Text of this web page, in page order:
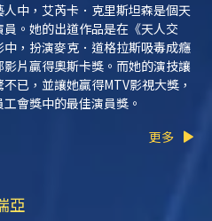
中，艾芮卡．克里斯坦森是個天
。她的出道作品是在 《天人交
中，扮演麥克．道格拉斯吸毒成癮
影片贏得奧斯卡獎。而她的演技讓
已，並讓她贏得MTV影視大獎，
會獎中的最佳演員獎。
更多
亞